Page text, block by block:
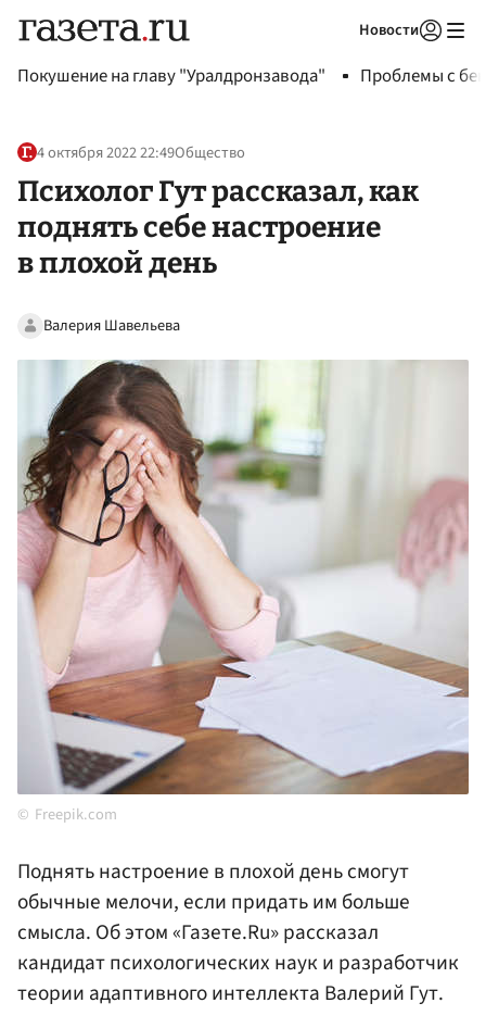
Новости
Покушение на главу "Уралдронзавода" Проблемы с
4 октября 2022 22:49Общество
Психолог Гут рассказал, как
поднять себе настроение
в плохой день
Валерия Шавельева
Freepik.com
Поднять настроение в плохой день смогут
обычные мелочи, если придать им больше
смысла. Об этом «Газете.Ru» рассказал
кандидат психологических наук и разработчик
теории адаптивного интеллекта Валерий Гут.